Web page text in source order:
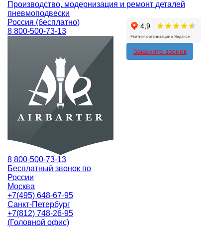
Производство, модернизация и ремонт деталей
пневмоподвески
Россия (бесплатно)
8 800-500-73-13
8 800-500-73-13
Бесплатный звонок по
России
Москва
+7(495) 648-67-95
Санкт-Петербург
+7(812) 748-26-95
(Головной офис)
Закажите звонок